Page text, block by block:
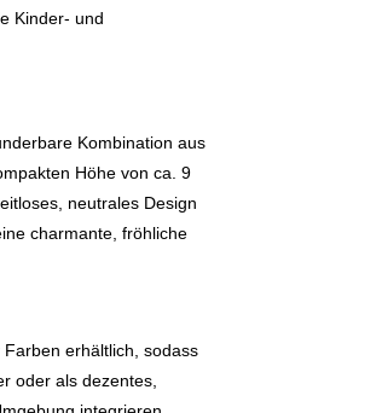
Kinder- und
Kombination aus
Höhe von ca. 9
neutrales Design
charmante, fröhliche
erhältlich, sodass
oder als dezentes,